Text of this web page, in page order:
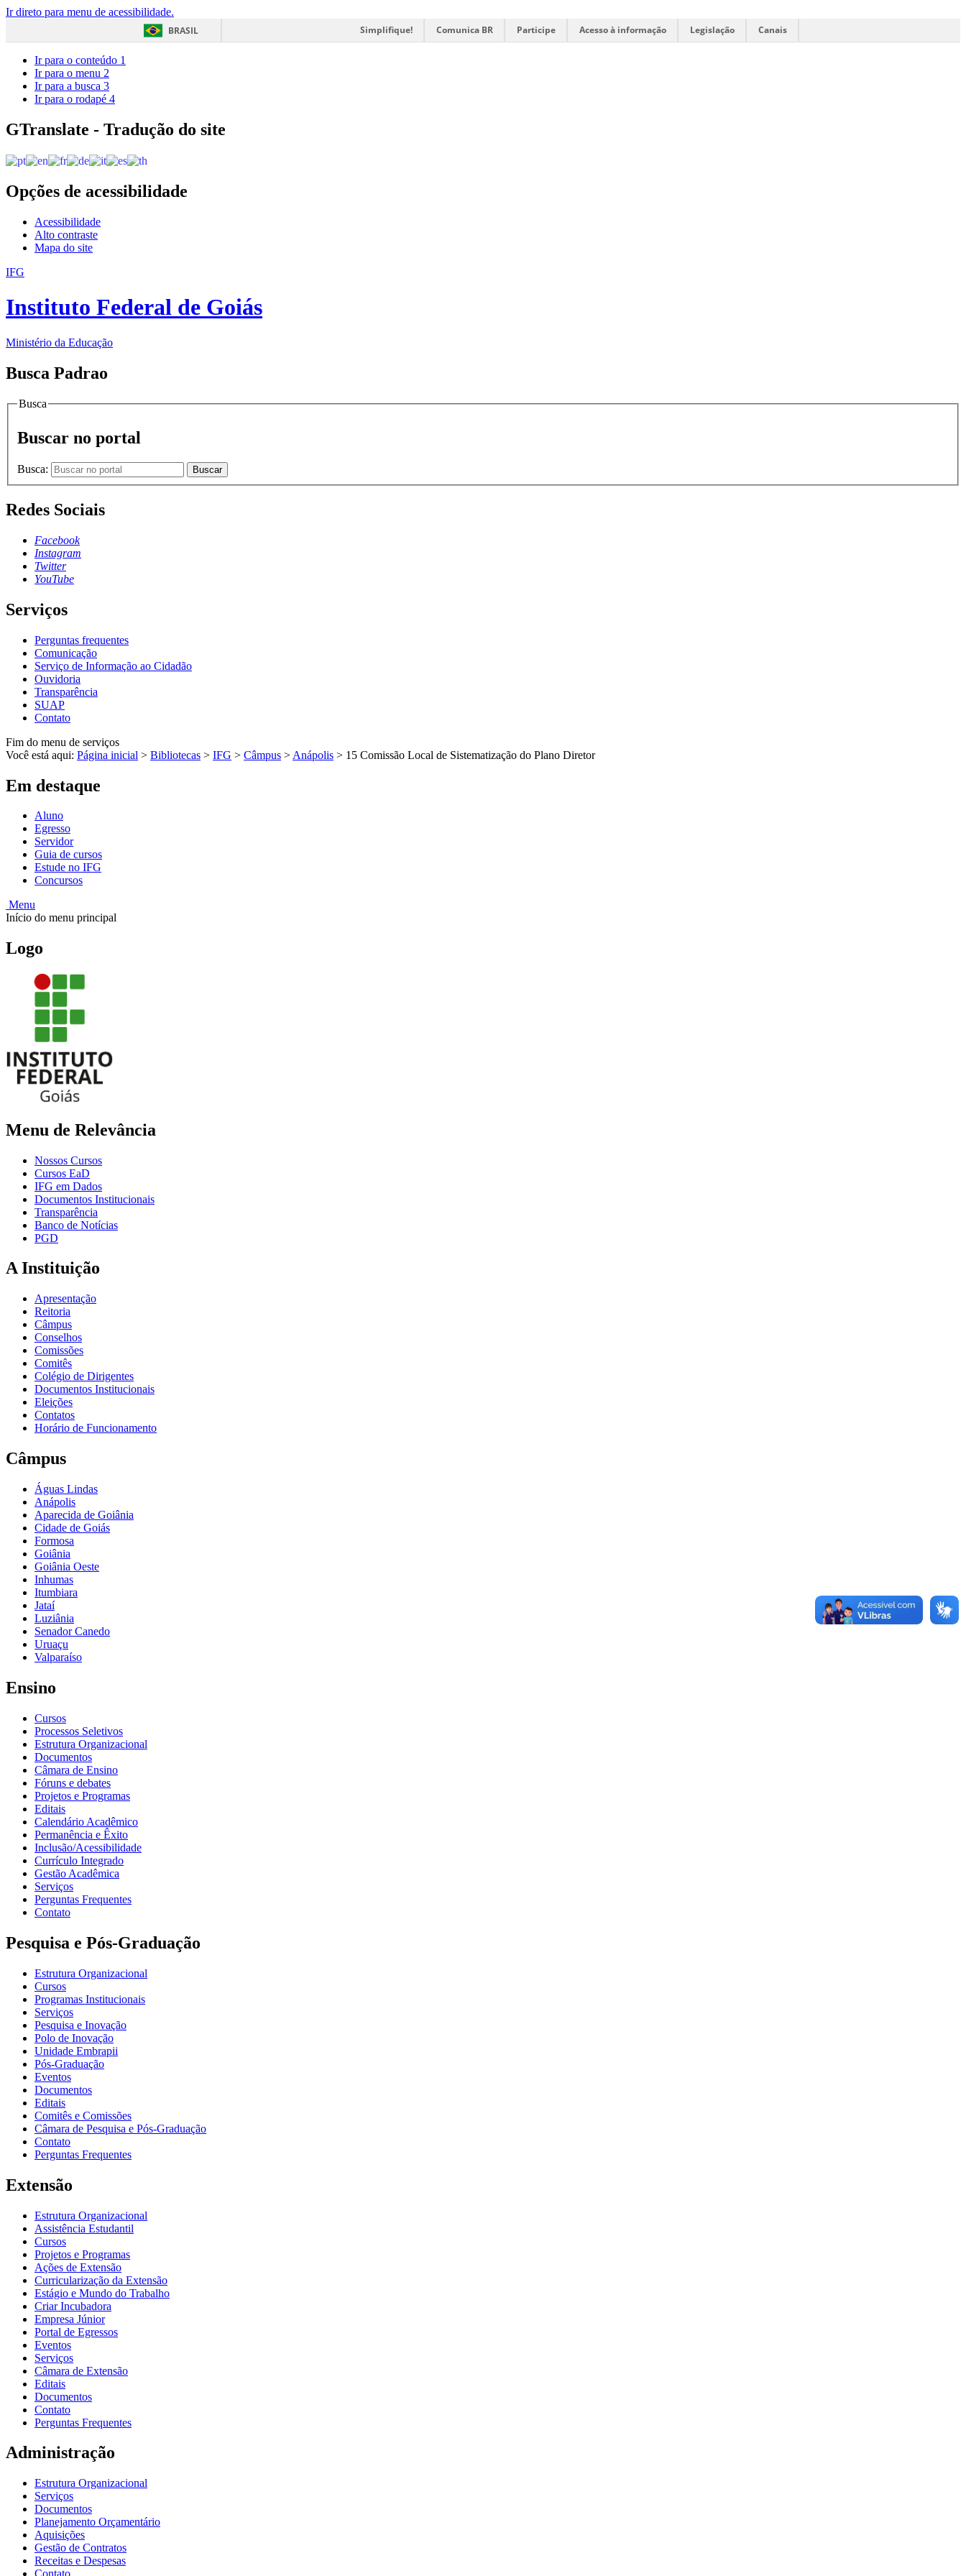
Ir direto para menu de acessibilidade.
BRASIL
Simplifique! Comunica BR Participe Acesso à informação Legislação Canais
Ir para o conteúdo 1
Ir para o menu 2
Ir para a busca 3
Ir para o rodapé 4
GTranslate - Tradução do site
Opções de acessibilidade
Acessibilidade
Alto contraste
Mapa do site
IFG
Instituto Federal de Goiás
Ministério da Educação
Busca Padrao
Busca
Buscar no portal
Busca: Buscar
Redes Sociais
Facebook
Instagram
Twitter
YouTube
Serviços
Perguntas frequentes
Comunicação
Serviço de Informação ao Cidadão
Ouvidoria
Transparência
SUAP
Contato
Fim do menu de serviços
Você está aqui: Página inicial > Bibliotecas > IFG > Câmpus > Anápolis > 15 Comissão Local de Sistematização do Plano Diretor
Em destaque
Aluno
Egresso
Servidor
Guia de cursos
Estude no IFG
Concursos
Menu
Início do menu principal
Logo
Menu de Relevância
Nossos Cursos
Cursos EaD
IFG em Dados
Documentos Institucionais
Transparência
Banco de Notícias
PGD
A Instituição
Apresentação
Reitoria
Câmpus
Conselhos
Comissões
Comitês
Colégio de Dirigentes
Documentos Institucionais
Eleições
Contatos
Horário de Funcionamento
Câmpus
Águas Lindas
Anápolis
Aparecida de Goiânia
Cidade de Goiás
Formosa
Goiânia
Goiânia Oeste
Inhumas
Itumbiara
Jataí
Luziânia
Senador Canedo
Uruaçu
Valparaíso
Ensino
Cursos
Processos Seletivos
Estrutura Organizacional
Documentos
Câmara de Ensino
Fóruns e debates
Projetos e Programas
Editais
Calendário Acadêmico
Permanência e Êxito
Inclusão/Acessibilidade
Currículo Integrado
Gestão Acadêmica
Serviços
Perguntas Frequentes
Contato
Pesquisa e Pós-Graduação
Estrutura Organizacional
Cursos
Programas Institucionais
Serviços
Pesquisa e Inovação
Polo de Inovação
Unidade Embrapii
Pós-Graduação
Eventos
Documentos
Editais
Comitês e Comissões
Câmara de Pesquisa e Pós-Graduação
Contato
Perguntas Frequentes
Extensão
Estrutura Organizacional
Assistência Estudantil
Cursos
Projetos e Programas
Ações de Extensão
Curricularização da Extensão
Estágio e Mundo do Trabalho
Criar Incubadora
Empresa Júnior
Portal de Egressos
Eventos
Serviços
Câmara de Extensão
Editais
Documentos
Contato
Perguntas Frequentes
Administração
Estrutura Organizacional
Serviços
Documentos
Planejamento Orçamentário
Aquisições
Gestão de Contratos
Receitas e Despesas